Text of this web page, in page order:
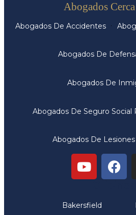
Abogados
Abogados De Accidentes
Abogados De
Abogados De
Abogados De Seguro Social
Abogados De
Bakersfield